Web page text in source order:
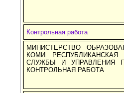
Контрольная работа
МИНИСТЕРСТВО
КОМИ РЕСПУБЛИКАНСКАЯ
СЛУЖБЫ И УПРАВЛЕНИЯ
КОНТРОЛЬНАЯ РАБОТА